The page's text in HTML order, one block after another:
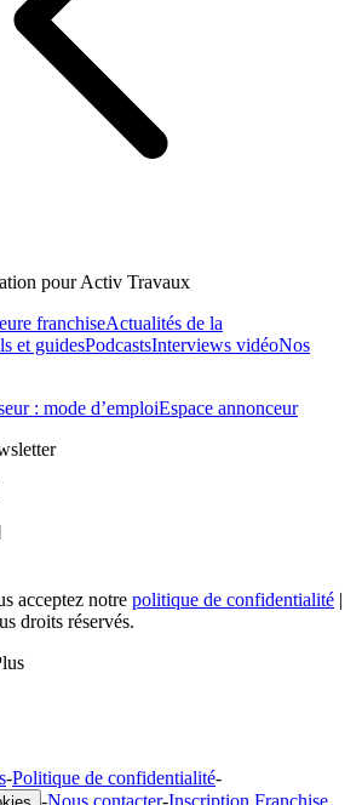
pour Activ Travaux
franchiseActualités de la
et guidesPodcastsInterviews vidéoNos
: mode d’emploiEspace annonceur
acceptez notre politique de confidentialité |
droits réservés.
-Politique de confidentialité-
-Nous contacter-Inscription Franchise